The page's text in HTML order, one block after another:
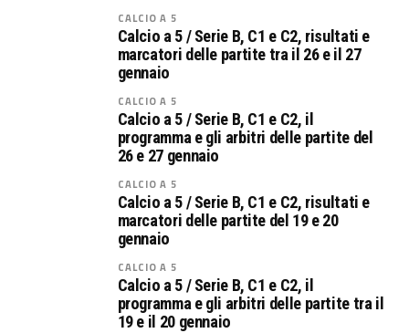
CALCIO A 5
Calcio a 5 / Serie B, C1 e C2, risultati e
marcatori delle partite tra il 26 e il 27
gennaio
CALCIO A 5
Calcio a 5 / Serie B, C1 e C2, il
programma e gli arbitri delle partite del
26 e 27 gennaio
CALCIO A 5
Calcio a 5 / Serie B, C1 e C2, risultati e
marcatori delle partite del 19 e 20
gennaio
CALCIO A 5
Calcio a 5 / Serie B, C1 e C2, il
programma e gli arbitri delle partite tra il
19 e il 20 gennaio